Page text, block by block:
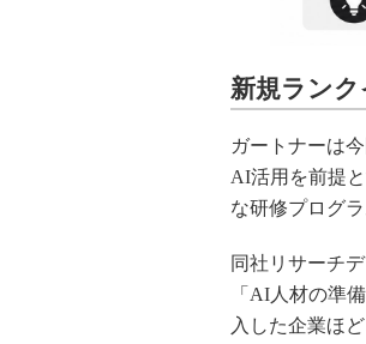
新規ラン
ガートナーは
AI活用を前提
な研修プログ
同社リサーチ
「AI人材の準
入した企業ほ